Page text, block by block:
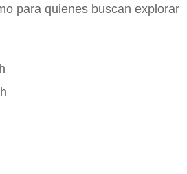
para quienes buscan explorar